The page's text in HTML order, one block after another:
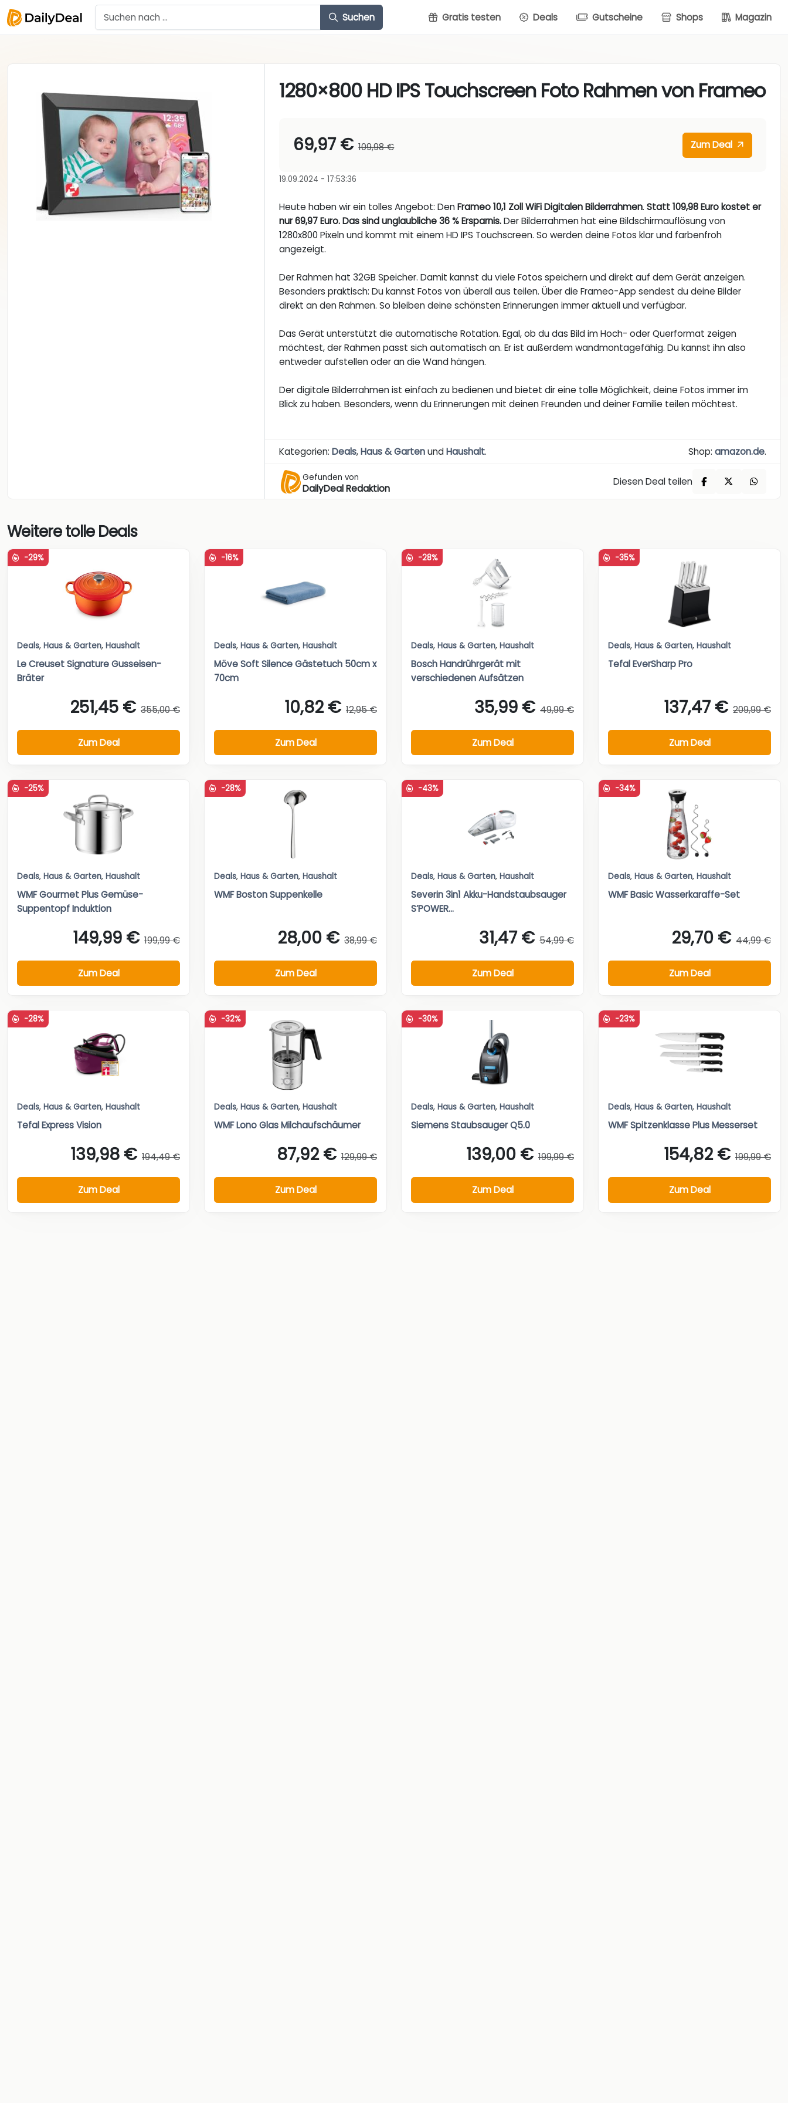
Suchen Gratis testen Deals Gutscheine Shops Magazin
1280×800 HD IPS Touchscreen Foto Rahmen von Frameo
69,97 € 109,98 € Zum Deal
19.09.2024 - 17:53:36
Heute haben wir ein tolles Angebot: DenFrameo 10,1 Zoll WiFi Digitalen Bilderrahmen.Statt 109,98 Euro kostet er
nur 69,97 Euro. Das sind unglaubliche 36 % Ersparnis.Der Bilderrahmen hat eine Bildschirmauflösung von
1280x800 Pixeln und kommt mit einem HD IPS Touchscreen. So werden deine Fotos klar und farbenfroh
angezeigt.
Der Rahmen hat 32GB Speicher. Damit kannst du viele Fotos speichern und direkt auf dem Gerät anzeigen.
Besonders praktisch: Du kannst Fotos von überall aus teilen. Über die Frameo-App sendest du deine Bilder
direkt an den Rahmen. So bleiben deine schönsten Erinnerungen immer aktuell und verfügbar.
Das Gerät unterstützt die automatische Rotation. Egal, ob du das Bild im Hoch- oder Querformat zeigen
möchtest, der Rahmen passt sich automatisch an. Er ist außerdem wandmontagefähig. Du kannst ihn also
entweder aufstellen oder an die Wand hängen.
Der digitale Bilderrahmen ist einfach zu bedienen und bietet dir eine tolle Möglichkeit, deine Fotos immer im
Blick zu haben. Besonders, wenn du Erinnerungen mit deinen Freunden und deiner Familie teilen möchtest.
Kategorien:Deals,Haus & GartenundHaushalt. Shop: amazon.de.
Gefunden von
DailyDeal Redaktion
Diesen Deal teilen
Weitere tolle Deals
-29%
Deals, Haus & Garten, Haushalt
Le Creuset Signature Gusseisen-
Bräter
251,45 € 355,00 €
Zum Deal
-16%
Deals, Haus & Garten, Haushalt
Möve Soft Silence Gästetuch 50cm x
70cm
10,82 € 12,95 €
Zum Deal
-28%
Deals, Haus & Garten, Haushalt
Bosch Handrührgerät mit
verschiedenen Aufsätzen
35,99 € 49,99 €
Zum Deal
-35%
Deals, Haus & Garten, Haushalt
Tefal EverSharp Pro
137,47 € 209,99 €
Zum Deal
-25%
Deals, Haus & Garten, Haushalt
WMF Gourmet Plus Gemüse-
Suppentopf Induktion
149,99 € 199,99 €
Zum Deal
-28%
Deals, Haus & Garten, Haushalt
WMF Boston Suppenkelle
28,00 € 38,99 €
Zum Deal
-43%
Deals, Haus & Garten, Haushalt
Severin 3in1 Akku-Handstaubsauger
S’POWER...
31,47 € 54,99 €
Zum Deal
-34%
Deals, Haus & Garten, Haushalt
WMF Basic Wasserkaraffe-Set
29,70 € 44,99 €
Zum Deal
-28%
Deals, Haus & Garten, Haushalt
Tefal Express Vision
139,98 € 194,49 €
Zum Deal
-32%
Deals, Haus & Garten, Haushalt
WMF Lono Glas Milchaufschäumer
87,92 € 129,99 €
Zum Deal
-30%
Deals, Haus & Garten, Haushalt
Siemens Staubsauger Q5.0
139,00 € 199,99 €
Zum Deal
-23%
Deals, Haus & Garten, Haushalt
WMF Spitzenklasse Plus Messerset
154,82 € 199,99 €
Zum Deal